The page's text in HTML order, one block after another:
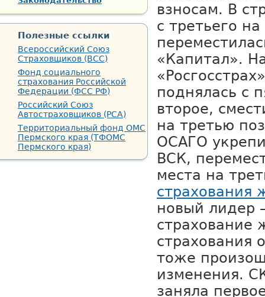
взносам. В
с третьего
«Капитал».
поднялась с
второе,
на третью
ОСАГО
ВСК,
места на
страхования
новый лидер
страхование
страхования
тоже
изменения.
заняла
Полезные ссылки
Всероссийский Союз
Страховщиков (ВСС)
Фонд социального
страхования Российской
Федерации (ФСС РФ)
Российский Союз
Автостраховщиков (РСА)
Территориальный фонд ОМС
Пермского края (ТФОМС
Пермского края)